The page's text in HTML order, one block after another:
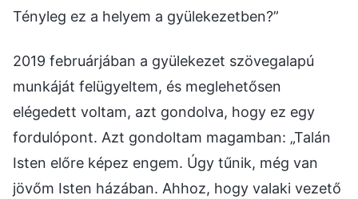
Tényleg ez a helyem a gyülekezetben?”
2019 februárjában a gyülekezet szövegalapú
munkáját felügyeltem, és meglehetősen
elégedett voltam, azt gondolva, hogy ez egy
fordulópont. Azt gondoltam magamban: „Talán
Isten előre képez engem. Úgy tűnik, még van
jövőm Isten házában. Ahhoz, hogy valaki vezető